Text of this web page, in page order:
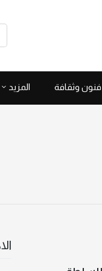
فنون وثقافة المزيد